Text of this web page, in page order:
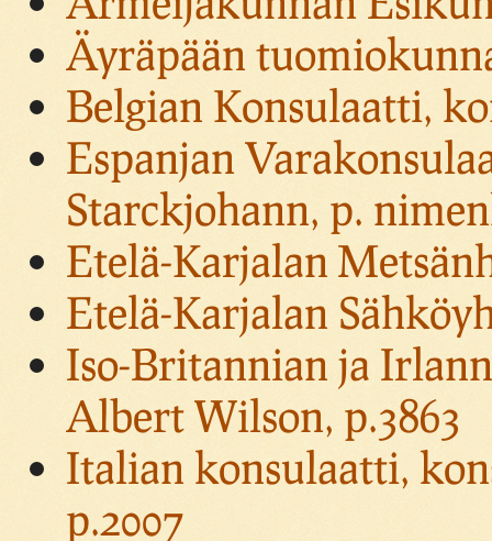
Äyräpään
Belgian Konsulaatti,
Espanjan
Starckjohann, p.
Etelä-Karjalan
Etelä-Karjalan
Iso-Britannian ja
Albert Wilson, p.3863
Italian konsulaatti,
p.2007